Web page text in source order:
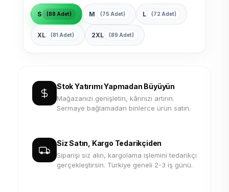
S (88 Adet) M (75 Adet) L (72 Adet)
XL (81 Adet) 2XL (89 Adet)
Stok Yatırımı Yapmadan Büyüyün
Mağazanızı genişletin, kârınızı artırın.
Sermaye bağlamadan binlerce ürün satın.
Siz Satın, Kargo Tedarikçiden
Siparişi siz alın, kargolama işlemini tedarikçi
gerçekleştirsin. Türkiye geneli 2-3 iş günü.